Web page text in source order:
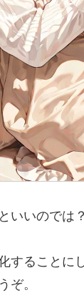
いのでは？
することに
ぞ。